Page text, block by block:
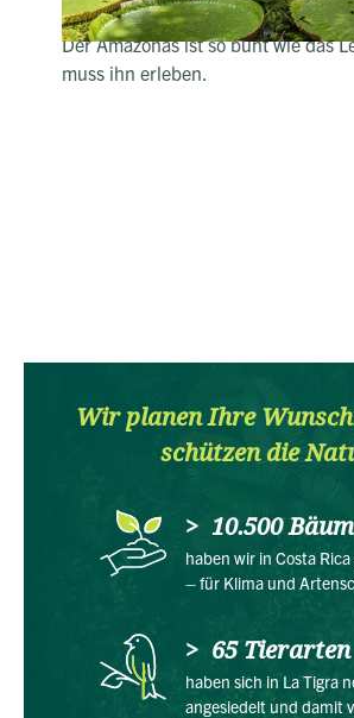
Das Wasserschwein ist der Gefahr
Der Amazonas ist so bunt wie das
muss ihn erleben.
Wir planen Ihre
schützen die
10.500
haben wir in Costa
– für Klima und
65 Tierarten
haben sich in La Tigra
angesiedelt und damit